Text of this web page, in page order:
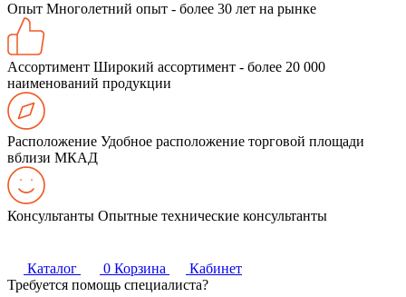
Опыт Многолетний опыт - более 30 лет на рынке
Ассортимент Широкий ассортимент - более 20 000
наименований продукции
Расположение Удобное расположение торговой площади
вблизи МКАД
Консультанты Опытные технические консультанты
Каталог 0 Корзина
Кабинет
Требуется помощь специалиста?